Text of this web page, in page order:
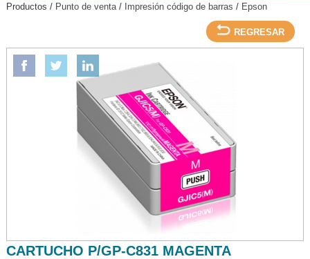
Productos / Punto de venta/ Impresión código de barras / Epson
REGRESAR
CARTUCHO P/GP-C831 MAGENTA-EPSON
CARTUCHO P/GP-C831 MAGENTA
EPSON